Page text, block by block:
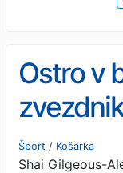
Ostro v
šestim”
Šport / Košarka
Shai Gilgeous-